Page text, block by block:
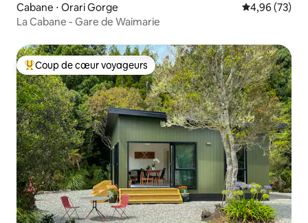
Cabane ⋅ Orari Gorge Évaluation
4,96 (73)
La Cabane - Gare de Waimarie
Coups de cœur voyageurs les plus appréciés
Coup de cœur voyageurs